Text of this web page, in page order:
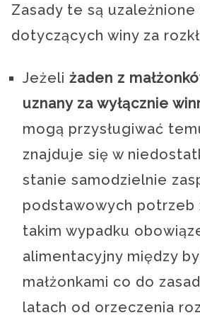
Zasady te są
dotyczących winy za
Jeżeli żaden z
uznany za wyłącznie
mogą przysługiwać
znajduje się w
stanie samodzielnie
podstawowych potrzeb
takim wypadku
alimentacyjny między
małżonkami co do
latach od orzeczenia